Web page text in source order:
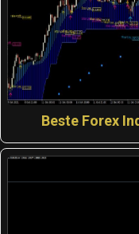
Beste Forex